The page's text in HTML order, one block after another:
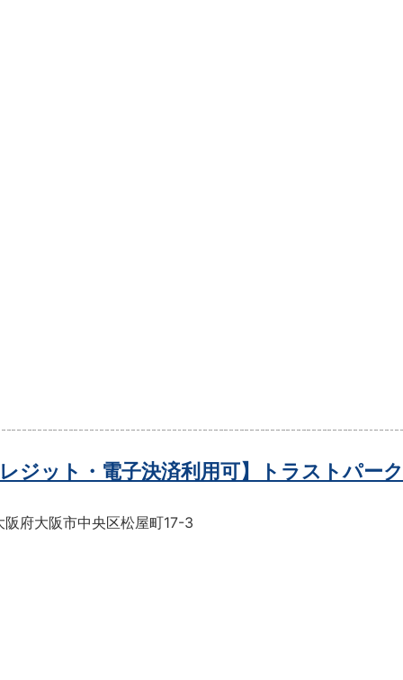
レジット・電子決済利用可】トラストパー
阪府大阪市中央区松屋町17-3